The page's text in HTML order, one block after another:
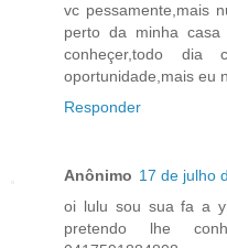
vc pessamente,mais
perto da minha
conheçer,todo dia
oportunidade,mais eu
Responder
Anônimo 17 de julho
oi lulu sou sua fa a
pretendo lhe